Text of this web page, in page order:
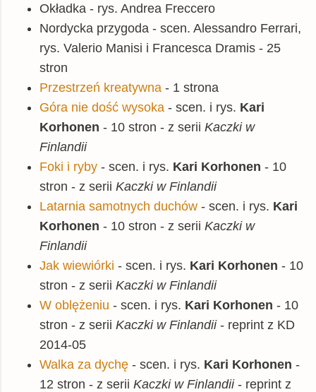
Okładka - rys. Andrea Freccero
Nordycka przygoda - scen. Alessandro Ferrari,
rys. Valerio Manisi i Francesca Dramis - 25
stron
Przestrzeń kreatywna - 1 strona
Góra nie dość wysoka - scen. i rys. Kari
Korhonen - 10 stron - z serii Kaczki w
Finlandii
Foki i ryby - scen. i rys. Kari Korhonen - 10
stron - z serii Kaczki w Finlandii
Latarnia samotnych duchów - scen. i rys. Kari
Korhonen - 10 stron - z serii Kaczki w
Finlandii
Jak wiewiórki - scen. i rys. Kari Korhonen - 10
stron - z serii Kaczki w Finlandii
W oblężeniu - scen. i rys. Kari Korhonen - 10
stron - z serii Kaczki w Finlandii - reprint z KD
2014-05
Walka za dychę - scen. i rys. Kari Korhonen -
12 stron - z serii Kaczki w Finlandii - reprint z